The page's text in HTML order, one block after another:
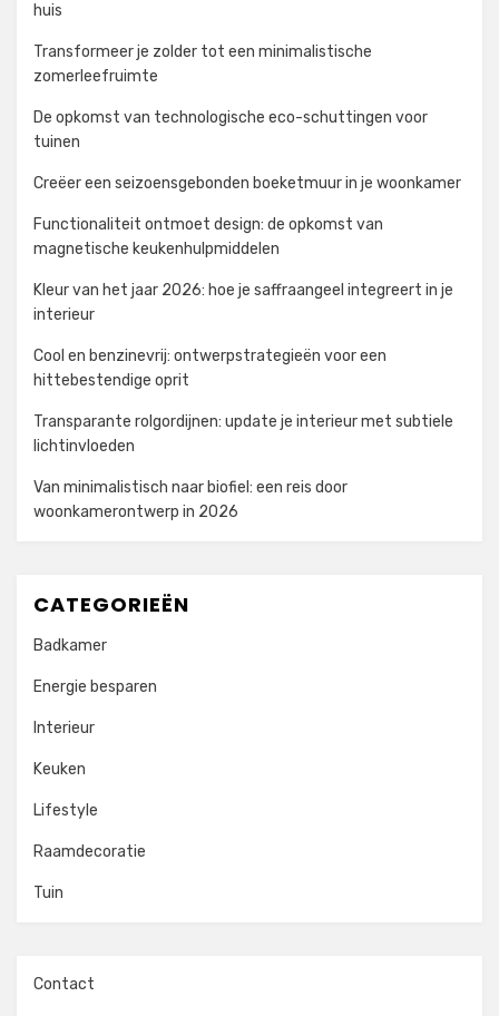
huis
Transformeer je zolder tot een minimalistische
zomerleefruimte
De opkomst van technologische eco-schuttingen voor
tuinen
Creëer een seizoensgebonden boeketmuur in je woonkamer
Functionaliteit ontmoet design: de opkomst van
magnetische keukenhulpmiddelen
Kleur van het jaar 2026: hoe je saffraangeel integreert in je
interieur
Cool en benzinevrij: ontwerpstrategieën voor een
hittebestendige oprit
Transparante rolgordijnen: update je interieur met subtiele
lichtinvloeden
Van minimalistisch naar biofiel: een reis door
woonkamerontwerp in 2026
CATEGORIEËN
Badkamer
Energie besparen
Interieur
Keuken
Lifestyle
Raamdecoratie
Tuin
Contact